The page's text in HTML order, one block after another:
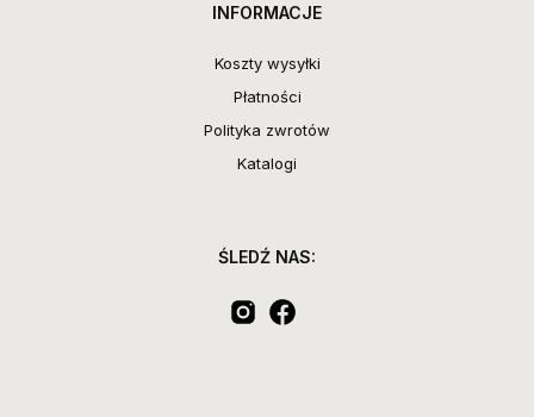
INFORMACJE
Koszty wysyłki
Płatności
Polityka zwrotów
Katalogi
ŚLEDŹ NAS: